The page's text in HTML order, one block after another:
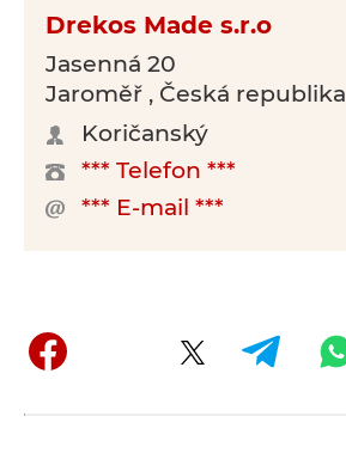
Drekos Made s.r.o
Jasenná 20
Jaroměř , Česká republika
Koričanský
*** Telefon ***
*** E-mail ***